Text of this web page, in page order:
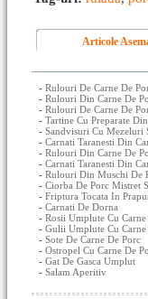
Articole
- Rulouri De Carne De
- Rulouri Din Carne De
- Rulouri De Carne De
- Tartine Cu Preparate
- Sandvisuri Cu Mezeluri
- Carnati Taranesti Din
- Rulouri Din Carne De
- Carnati Taranesti Din
- Rulouri Din Muschi De
- Ciorba De Porc Mistret
- Friptura Tocata In
- Carnati De Dorna
- Rosii Umplute Cu
- Gulii Umplute Cu Carne
- Sote De Carne De Porc
- Ostropel Cu Carne De
- Gat De Gasca Umplut
- Salam Aperitiv